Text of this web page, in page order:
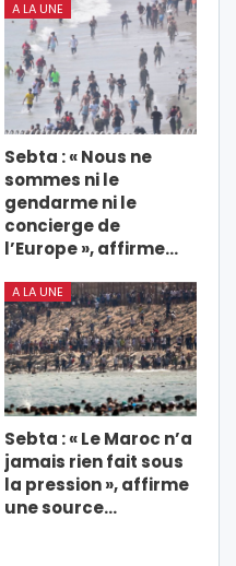
A LA UNE
Sebta : « Nous ne
sommes ni le
gendarme ni le
concierge de
l’Europe », affirme…
A LA UNE
Sebta : « Le Maroc n’a
jamais rien fait sous
la pression », affirme
une source…